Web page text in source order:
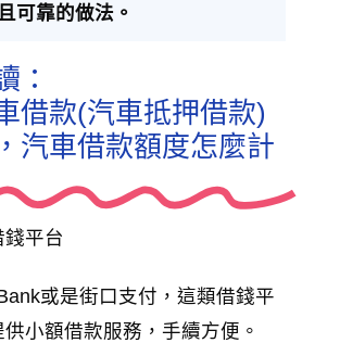
可靠的做法。
：
借款(汽車抵押借款)
汽車借款額度怎麼計
平台
或是街口支付，這類借錢平
小額借款服務，手續方便。